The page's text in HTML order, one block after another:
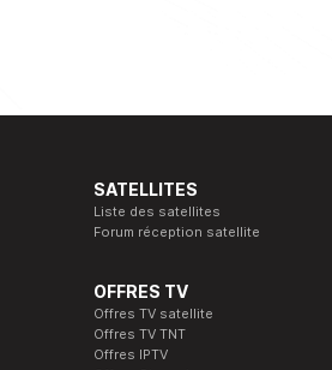
SATELLITES
Liste des satellites
Forum réception satellite
OFFRES TV
Offres TV satellite
Offres TV TNT
Offres IPTV